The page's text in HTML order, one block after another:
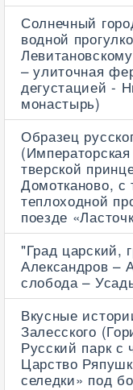
Солнечный
водной
– улиточная
дегустацией -
монастырь)
Образец
тверской
Домотканово, с
теплоходной
поезде
"Град царский,
Александров –
слобода –
Вкусные
Залесского
Русский парк
Царство
селедки» под